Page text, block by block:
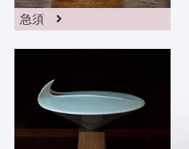
急須